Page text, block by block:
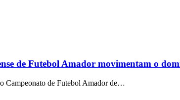
de Futebol Amador movimentam o
Campeonato de Futebol Amador de…